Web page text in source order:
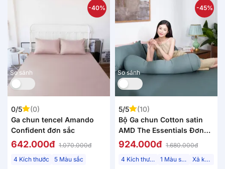
So sánh
-40%
0/5
(0)
Ga chun tencel Amando
Confident đơn sắc
642.000đ 1.070.000đ
4 Kích thước
5 Màu sắc
So sánh
-45%
5/5
(10)
Bộ Ga chun Cotton satin
AMD The Essentials Đơn
sắc 4 chi tiết
924.000đ 1.680.000đ
4 Kích thước
1 Màu sắc Xả kho